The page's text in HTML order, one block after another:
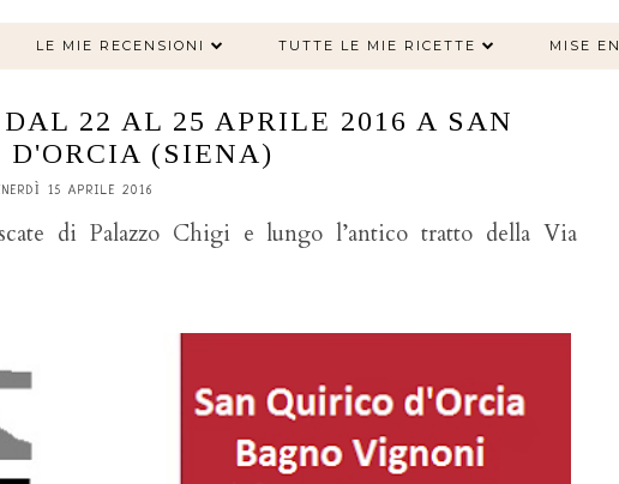
LE MIE RECENSIONI TUTTE LE MIE RICETTE MISE
22 AL 25 APRILE 2016 A SAN
D'ORCIA (SIENA)
15 APRILE 2016
di Palazzo Chigi e lungo l’antico tratto della Via